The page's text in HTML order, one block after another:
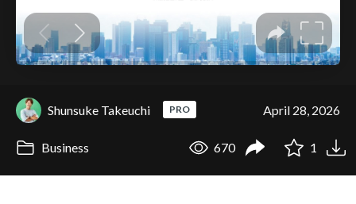
Shunsuke Takeuchi PRO April 28, 2026
Business 670 1